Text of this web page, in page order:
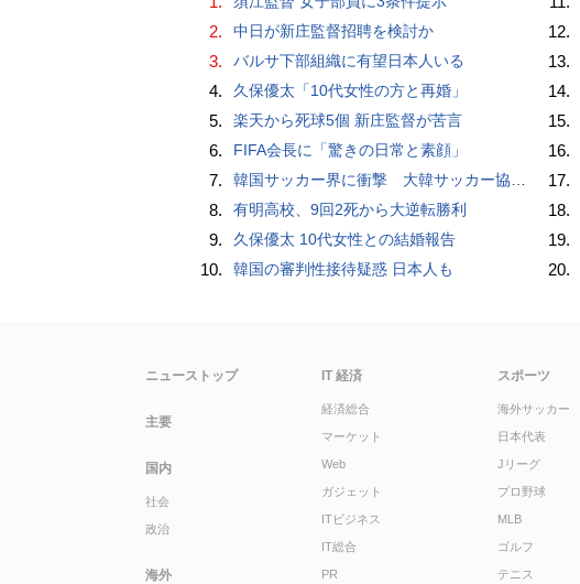
2. 中日が新庄監督招聘を検討か
3. バルサ下部組織に有望日本人いる
4. 久保優太「10代女性の方と再婚」
5. 楽天から死球5個 新庄監督が苦言
6. FIFA会長に「驚きの日常と素顔」
7. 韓国サッカー界に衝撃 大韓サッカー協会に外国人審判への“性的接待”疑惑 韓国メディアが報道
8. 有明高校、9回2死から大逆転勝利
9. 久保優太 10代女性との結婚報告
10. 韓国の審判性接待疑惑 日本人も
12.
13.
14.
15.
16.
17.
18.
19.
20.
ニューストップ
主要
国内
社会
政治
海外
IT 経済
経済総合
マーケット
Web
ガジェット
ITビジネス
IT総合
PR
スポーツ
海外サッカー
日本代表
Jリーグ
プロ野球
MLB
ゴルフ
テニス